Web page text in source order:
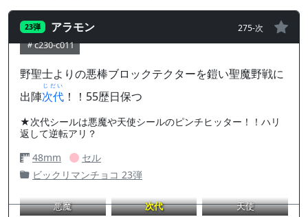
23弾 アラモン 275-次
c230-c011
野聖士よりの悪棒ブロックテクターを鎧い聖魔野戦に
出陣次代
じだい
！！55歴日保つ
★次代シールは悪魔や天使シールのピンチヒッター！！ハリ
返して逆転アリ？
48mm
セル
ビックリマンチョコ 23弾
悪魔 次代 天使